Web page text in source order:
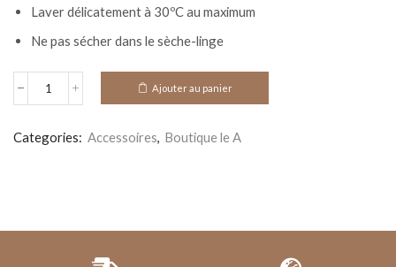
Laver délicatement à 30ºC au maximum
Ne pas sécher dans le sèche-linge
Ajouter au panier
Categories: Accessoires, Boutique le A